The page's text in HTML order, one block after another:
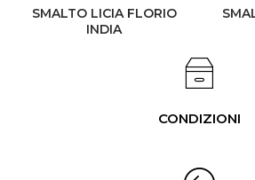
SMALTO LICIA FLORIO
INDIA
CONDIZIONI